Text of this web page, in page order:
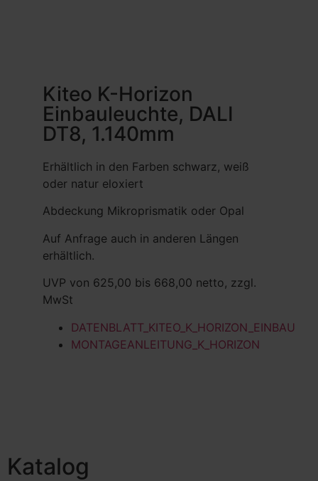
Kiteo K-Horizon
Einbauleuchte, DALI
DT8, 1.140mm
Erhältlich in den Farben schwarz, weiß
oder natur eloxiert
Abdeckung Mikroprismatik oder Opal
Auf Anfrage auch in anderen Längen
erhältlich.
UVP von 625,00 bis 668,00 netto, zzgl.
MwSt
DATENBLATT_KITEO_K_HORIZON_EINBAU
MONTAGEANLEITUNG_K_HORIZON
Katalog